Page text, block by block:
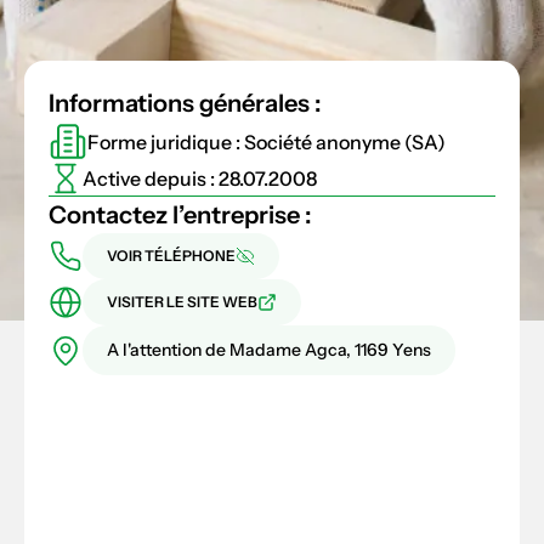
Informations générales :
Forme juridique : Société anonyme (SA)
Active depuis : 28.07.2008
Contactez l’entreprise :
VOIR TÉLÉPHONE
VISITER LE SITE WEB
A l'attention de Madame Agca, 1169 Yens